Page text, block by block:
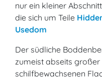
nur ein kleiner
die sich um Teile
Usedom
Der südliche
zumeist abseits großer
schilfbewachsenen